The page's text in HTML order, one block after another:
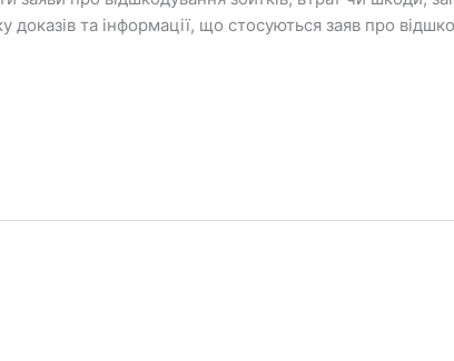
доказів та інформації, що стосуються заяв про